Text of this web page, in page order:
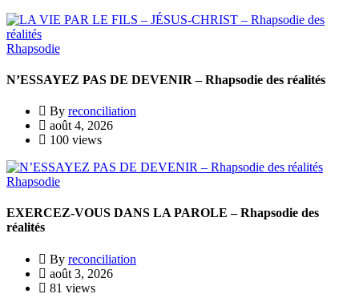
Rhapsodie
N’ESSAYEZ PAS DE DEVENIR – Rhapsodie des réalités
By reconciliation
août 4, 2026
100 views
Rhapsodie
EXERCEZ-VOUS DANS LA PAROLE – Rhapsodie des
réalités
By reconciliation
août 3, 2026
81 views